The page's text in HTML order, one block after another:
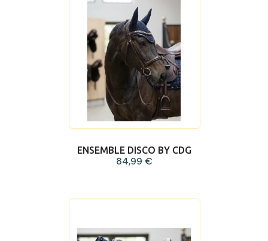
ENSEMBLE DISCO BY CDG
84,99 €